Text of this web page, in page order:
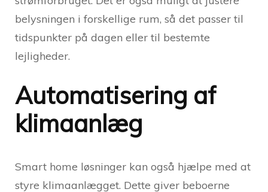
belysningen i forskellige rum, så det passer til
tidspunkter på dagen eller til bestemte
lejligheder.
Automatisering af
klimaanlæg
Smart home løsninger kan også hjælpe med at
styre klimaanlægget. Dette giver beboerne